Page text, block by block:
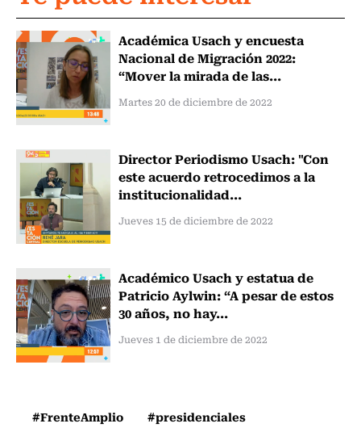
Académica Usach y encuesta
Nacional de Migración 2022:
“Mover la mirada de las...
Martes 20 de diciembre de 2022
Director Periodismo Usach: "Con
este acuerdo retrocedimos a la
institucionalidad...
Jueves 15 de diciembre de 2022
Académico Usach y estatua de
Patricio Aylwin: “A pesar de estos
30 años, no hay...
Jueves 1 de diciembre de 2022
#FrenteAmplio
#presidenciales